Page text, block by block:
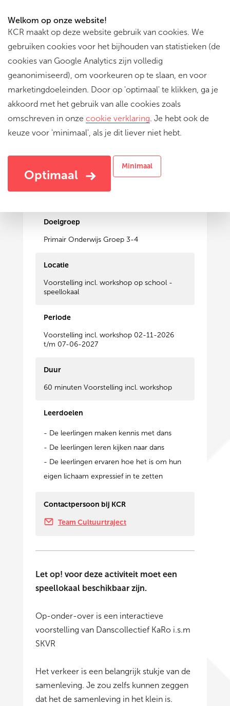
Welkom op onze website!
KCR maakt op deze website gebruik van cookies. We
gebruiken cookies voor het bijhouden van statistieken (de
cookies van Google Analytics zijn volledig
geanonimiseerd), om voorkeuren op te slaan, en voor
marketingdoeleinden. Door op 'optimaal' te klikken, ga je
akkoord met het gebruik van alle cookies zoals
omschreven in onze cookie verklaring. Je hebt ook de
keuze voor 'minimaal', als je dit liever niet hebt.
Optimaal
Minimaal
Op-onder-over
Verkeer, beweging, burgerschap
Doelgroep
Primair Onderwijs Groep 3-4
Locatie
Voorstelling incl. workshop op school -
speellokaal
Periode
Voorstelling incl. workshop 02-11-2026
t/m 07-06-2027
Duur
60 minuten Voorstelling incl. workshop
Leerdoelen
- De leerlingen maken kennis met dans
- De leerlingen leren kijken naar dans
- De leerlingen ervaren hoe het is om hun
eigen lichaam expressief in te zetten
Contactpersoon bij KCR
Team Cultuurtraject
Let op! voor deze activiteit moet een
speellokaal beschikbaar zijn.
Op-onder-over is een interactieve
voorstelling van Danscollectief KaRo i.s.m
SKVR
Het verkeer is een belangrijk stukje van de
samenleving. Je zou zelfs kunnen zeggen
dat het de samenleving in het klein is.